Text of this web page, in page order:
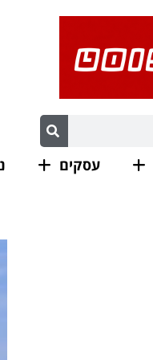
עסקים